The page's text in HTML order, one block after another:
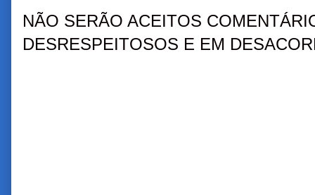
NÃO SERÃO ACEITOS
DESRESPEITOSOS E EM